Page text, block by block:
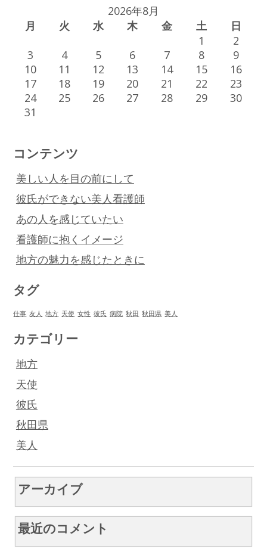
2026年8月
月
火 水 木 金 土
日
1
2
3
4 5 6 7 8
9
10
11 12 13 14 15
16
17
18 19 20 21 22
23
24
25 26 27 28 29
30
31
コンテンツ
美しい人を目の前にして
彼氏ができない美人看護師
あの人を感じていたい
看護師に抱くイメージ
地方の魅力を感じたときに
タグ
仕事 友人 地方 天使 女性 彼氏 病院 秋田 秋田県 美人
カテゴリー
地方
天使
彼氏
秋田県
美人
アーカイブ
最近のコメント